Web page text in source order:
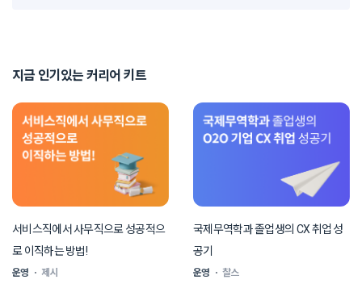
지금 인기있는 커리어 키트
서비스직에서 사무직으로 성공적으
로 이직하는 방법!
운영 ㆍ 제시
국제무역학과 졸업생의 CX 취업 성
공기
운영 ㆍ 찰스